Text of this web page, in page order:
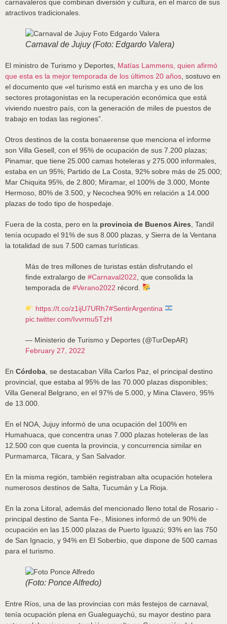
carnavaleros que combinan diversión y cultura, en el marco de sus
atractivos tradicionales.
Carnaval de Jujuy (Foto: Edgardo Valera)
El ministro de Turismo y Deportes, Matías Lammens, quien afirmó
que esta es la mejor temporada de los últimos 20 años , sostuvo en
el documento que «el turismo está en marcha y es uno de los
sectores protagonistas en la recuperación económica que está
viviendo nuestro país, con la generación de miles de puestos de
trabajo en todas las regiones”.
Otros destinos de la costa bonaerense que menciona el informe
son Villa Gesell, con el 95% de ocupación de sus 7.200 plazas;
Pinamar, que tiene 25.000 camas hoteleras y 275.000 informales,
estaba en un 95%; Partido de La Costa, 92% sobre más de 25.000;
Mar Chiquita 95%, de 2.800; Miramar, el 100% de 3.000, Monte
Hermoso, 80% de 3.500, y Necochea 90% en relación a 14.000
plazas de todo tipo de hospedaje.
Fuera de la costa, pero en la provincia de Buenos Aires , Tandil
tenía ocupado el 91% de sus 8.000 plazas, y Sierra de la Ventana
la totalidad de sus 7.500 camas turísticas.
Más de tres millones de turistas están disfrutando el
finde extralargo de #Carnaval2022 , que consolida la
temporada de #Verano2022 récord.
https://t.co/z1ijU7URh7#SentirArgentina
pic.twitter.com/Ivvrmu5TzH
— Ministerio de Turismo y Deportes (@TurDepAR)
February 27, 2022
En Córdoba , se destacaban Villa Carlos Paz, el principal destino
provincial, que estaba al 95% de las 70.000 plazas disponibles;
Villa General Belgrano, en el 97% de 5.000, y Mina Clavero, 95%
de 13.000.
En el NOA, Jujuy informó de una ocupación del 100% en
Humahuaca, que concentra unas 7.000 plazas hoteleras de las
12.500 con que cuenta la provincia, y concurrencia similar en
Purmamarca, Tilcara, y San Salvador.
En la misma región, también registraban alta ocupación hotelera
numerosos destinos de Salta, Tucumán y La Rioja.
En la zona Litoral, además del mencionado lleno total de Rosario -
principal destino de Santa Fe-, Misiones informó de un 90% de
ocupación en las 15.000 plazas de Puerto Iguazú; 93% en las 750
de San Ignacio, y 94% en El Soberbio, que dispone de 500 camas
para el turismo.
(Foto: Ponce Alfredo)
Entre Ríos, una de las provincias con más festejos de carnaval,
tenía ocupación plena en Gualeguaychú, su mayor destino para